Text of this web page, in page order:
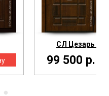
СЛ Цезарь
99 500 р.